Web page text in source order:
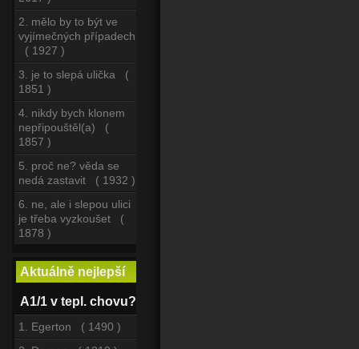
2. mělo by to být ve
vyjímečných případech
( 1927 )
3. je to slepá ulička (
1851 )
4. nikdy bych klonem
nepřipouštěl(a) (
1857 )
5. proč ne? věda se
nedá zastavit ( 1932 )
6. ne, ale i slepou ulici
je třeba vyzkoušet (
1878 )
Aktuálně nejlepší
A1/1 v tepl. chovu?
1. Egerton ( 1490 )